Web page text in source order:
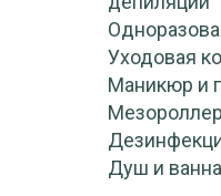
Уходовая
Маникюр и
Душ и ванна